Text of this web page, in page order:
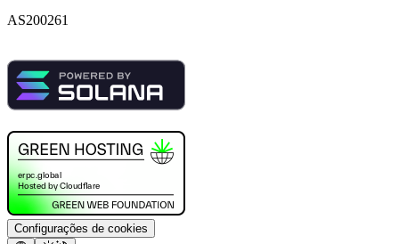
AS200261
Configurações de cookies